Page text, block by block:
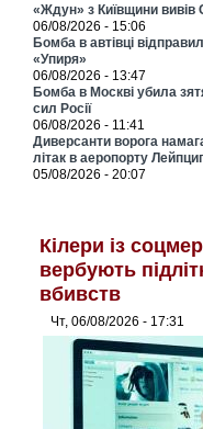
«Ждун» з Київщини
06/08/2026 - 15:06
Бомба в автівці
«Упиря»
06/08/2026 - 13:47
Бомба в Москві убила
сил Росії
06/08/2026 - 11:41
Диверсанти ворога
літак в аеропорту
05/08/2026 - 20:07
Кілери із
вербують
вбивств
Чт, 06/08/2026 - 17:31